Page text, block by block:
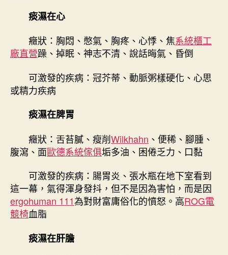
痰濕在心
癥狀：胸悶、憋氣、胸疼、心悸、焦系統櫃工
廠直營躁、掉眠、神志不清、說話晦氣、昏倒
可激發的疾病：冠芥蒂、動脈粥樣硬化、心思
或精力疾病
痰濕在脾胃
癥狀：舌苔膩、瘦削Wilkhahn 、便稀、腳腫、
腹瀉、面歐德系統傢俱垢多油、困倦乏力、口黏
可激發的疾病：腸胃炎、張水瓶在地下室看到
這一幕，氣得渾身發抖，但不是因為害怕，而是因
ergohuman 111為對財富庸俗化的憤怒。高ROG電
競椅血脂
痰濕在肝膽